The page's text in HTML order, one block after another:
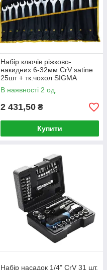
Набір ключів ріжково-
накидних 6-32мм CrV satine
25шт + тк.чохол SIGMA
В наявності 2 од.
2 431,50 ₴
Купити
Набір насадок 1/4" CrV 31 шт.